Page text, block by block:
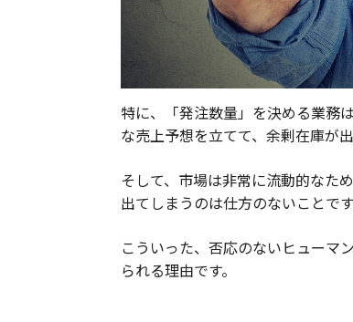
特に、「発注数量」を決める業務
な売上予想を立てて、余剰在庫が
そして、市場は非常に流動的なた
出てしまうのは仕方のないことです
こういった、否応のないヒューマ
られる理由です。